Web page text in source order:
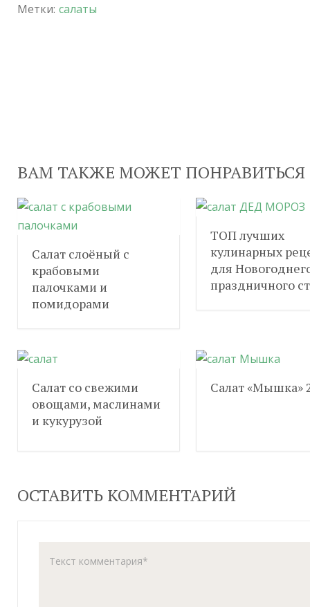
Метки: салаты
ВАМ ТАКЖЕ МОЖЕТ ПОНРАВИТЬСЯ
Салат слоёный с
крабовыми
палочками и
помидорами
ТОП лучших
кулинарных
для
праздничного
Салат со свежими
овощами, маслинами
и кукурузой
Салат «Мышка»
ОСТАВИТЬ КОММЕНТАРИЙ